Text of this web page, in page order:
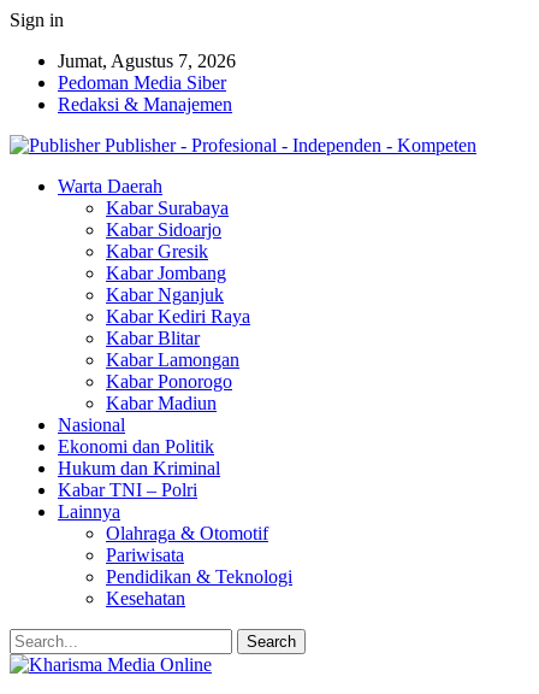
Sign in
Jumat, Agustus 7, 2026
Pedoman Media Siber
Redaksi & Manajemen
Publisher - Profesional - Independen - Kompeten
Warta Daerah
Kabar Surabaya
Kabar Sidoarjo
Kabar Gresik
Kabar Jombang
Kabar Nganjuk
Kabar Kediri Raya
Kabar Blitar
Kabar Lamongan
Kabar Ponorogo
Kabar Madiun
Nasional
Ekonomi dan Politik
Hukum dan Kriminal
Kabar TNI – Polri
Lainnya
Olahraga & Otomotif
Pariwisata
Pendidikan & Teknologi
Kesehatan